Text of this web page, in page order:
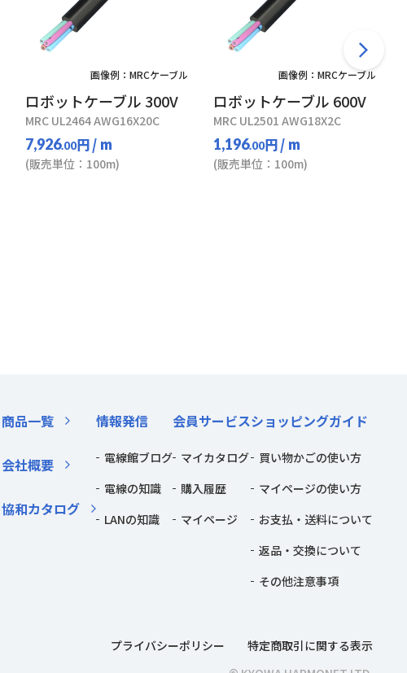
画像例：MRCケーブル
ロボットケーブル 300V
MRC UL2464 AWG16X20C
7,926.00円/ m
(販売単位：100m)
画像例：MRCケーブル
ロボットケーブル 600V
MRC UL2501 AWG18X2C
1,196.00円/ m
(販売単位：100m)
商品一覧
会社概要
協和カタログ
情報発信
電線館ブログ
電線の知識
LANの知識
会員サービス
マイカタログ
購入履歴
マイページ
ショッピングガイド
買い物かごの使い方
マイページの使い方
お支払・送料について
返品・交換について
その他注意事項
プライバシーポリシー
特定商取引に関する表示